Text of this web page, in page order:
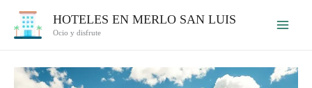
HOTELES EN MERLO SAN LUIS
Ocio y disfrute